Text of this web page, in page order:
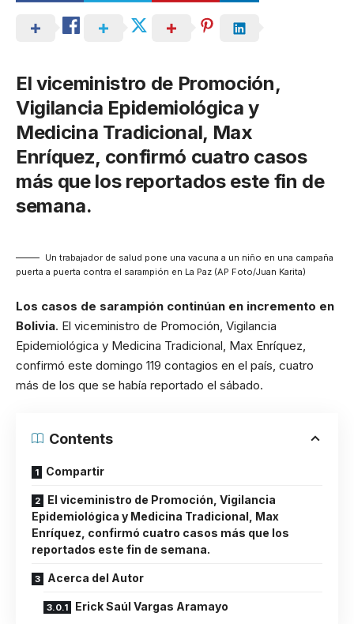
El viceministro de Promoción,
Vigilancia Epidemiológica y
Medicina Tradicional, Max
Enríquez, confirmó cuatro casos
más que los reportados este fin de
semana.
Un trabajador de salud pone una vacuna a un niño en una campaña
puerta a puerta contra el sarampión en La Paz (AP Foto/Juan Karita)
Los casos de sarampión continúan en incremento en
Bolivia. El viceministro de Promoción, Vigilancia
Epidemiológica y Medicina Tradicional, Max Enríquez,
confirmó este domingo 119 contagios en el país, cuatro
más de los que se había reportado el sábado.
Contents
Compartir
El viceministro de Promoción, Vigilancia
Epidemiológica y Medicina Tradicional, Max
Enríquez, confirmó cuatro casos más que los
reportados este fin de semana.
Acerca del Autor
Erick Saúl Vargas Aramayo